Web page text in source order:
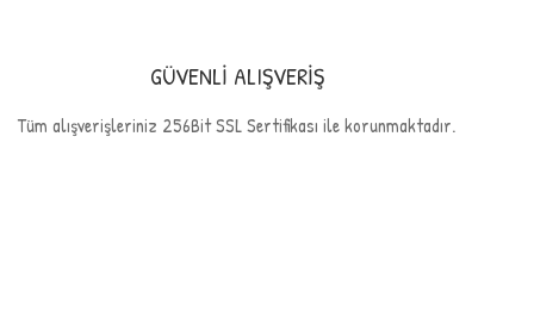
GÜVENLİ ALIŞVERİŞ
Tüm alışverişleriniz 256Bit SSL Sertifikası ile korunmaktadır.